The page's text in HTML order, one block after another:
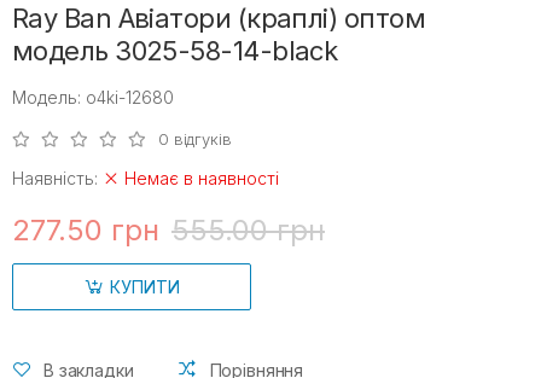
Ray Ban Авіатори (краплі) оптом
модель 3025-58-14-black
Модель: o4ki-12680
0 відгуків
Наявність: Немає в наявності
277.50 грн 555.00 грн
КУПИТИ
В закладки Порівняння